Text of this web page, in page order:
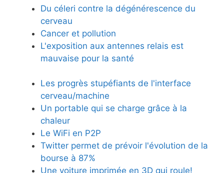
Du céleri contre la dégénérescence du
cerveau
Cancer et pollution
L'exposition aux antennes relais est
mauvaise pour la santé
Les progrès stupéfiants de l'interface
cerveau/machine
Un portable qui se charge grâce à la
chaleur
Le WiFi en P2P
Twitter permet de prévoir l'évolution de la
bourse à 87%
Une voiture imprimée en 3D qui roule!